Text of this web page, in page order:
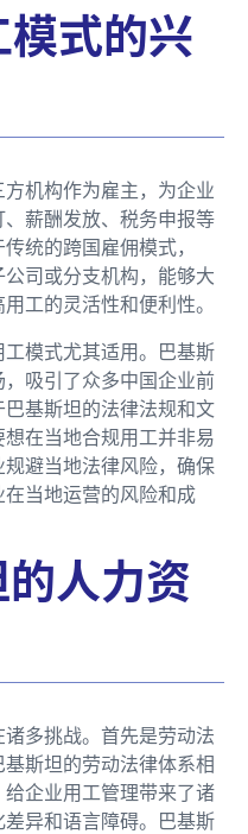
模式的兴
机构作为雇主，为企业
薪酬发放、税务申报等
统的跨国雇佣模式，
司或分支机构，能够大
工的灵活性和便利性。
模式尤其适用。巴基斯
吸引了众多中国企业前
基斯坦的法律法规和文
在当地合规用工并非易
避当地法律风险，确保
当地运营的风险和成
人力资
多挑战。首先是劳动法
斯坦的劳动法律体系相
企业用工管理带来了诸
异和语言障碍。巴基斯